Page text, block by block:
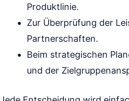
Produktlinie.
Zur Überprüfung der
Partnerschaften.
Beim strategischen
und der